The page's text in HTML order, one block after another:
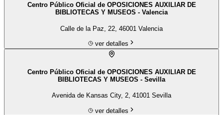
Centro Público Oficial de OPOSICIONES AUXILIAR DE
BIBLIOTECAS Y MUSEOS - Valencia
Calle de la Paz, 22, 46001 Valencia
ver detalles
Centro Público Oficial de OPOSICIONES AUXILIAR DE
BIBLIOTECAS Y MUSEOS - Sevilla
Avenida de Kansas City, 2, 41001 Sevilla
ver detalles